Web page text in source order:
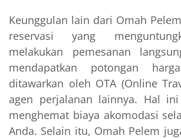
Keunggulan lain dari Omah
reservasi yang
melakukan pemesanan
mendapatkan potongan
ditawarkan oleh OTA (Online
agen perjalanan lainnya. Hal
menghemat biaya akomodasi
Anda. Selain itu, Omah Pelem